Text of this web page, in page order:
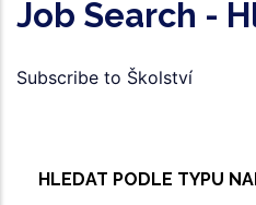
Job Search -
Subscribe to Školství
HLEDAT PODLE TYPU